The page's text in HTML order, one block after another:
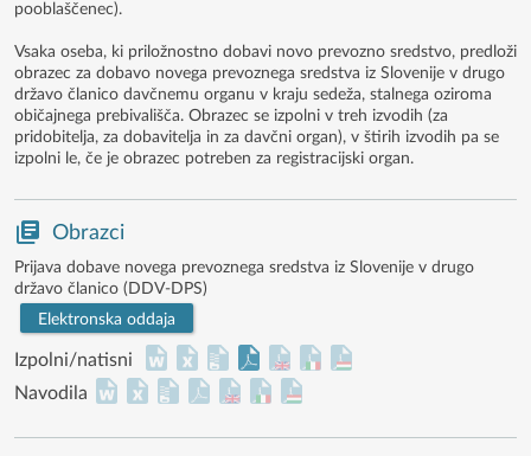
pooblaščenec).
Vsaka oseba, ki priložnostno dobavi novo prevozno sredstvo, predloži
obrazec za dobavo novega prevoznega sredstva iz Slovenije v drugo
državo članico davčnemu organu v kraju sedeža, stalnega oziroma
običajnega prebivališča. Obrazec se izpolni v treh izvodih (za
pridobitelja, za dobavitelja in za davčni organ), v štirih izvodih pa se
izpolni le, če je obrazec potreben za registracijski organ.
Obrazci
Prijava dobave novega prevoznega sredstva iz Slovenije v drugo
državo članico (DDV-DPS)
Elektronska oddaja
Izpolni/natisni
Navodila